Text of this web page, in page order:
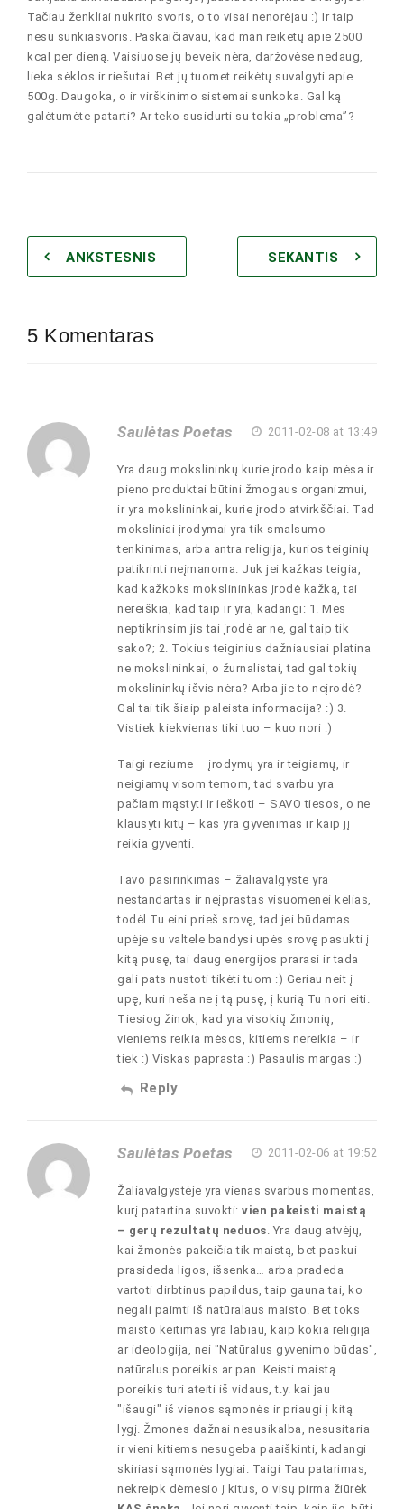
Tačiau ženkliai nukrito svoris, o to visai nenorėjau :) Ir taip
nesu sunkiasvoris. Paskaičiavau, kad man reikėtų apie 2500
kcal per dieną. Vaisiuose jų beveik nėra, daržovėse nedaug,
lieka sėklos ir riešutai. Bet jų tuomet reikėtų suvalgyti apie
500g. Daugoka, o ir virškinimo sistemai sunkoka. Gal ką
galėtumėte patarti? Ar teko susidurti su tokia „problema”?
ANKSTESNIS SEKANTIS
5 Komentaras
Saulėtas Poetas 2011-02-08 at 13:49
Yra daug mokslininkų kurie įrodo kaip mėsa ir
pieno produktai būtini žmogaus organizmui,
ir yra mokslininkai, kurie įrodo atvirkščiai. Tad
moksliniai įrodymai yra tik smalsumo
tenkinimas, arba antra religija, kurios teiginių
patikrinti neįmanoma. Juk jei kažkas teigia,
kad kažkoks mokslininkas įrodė kažką, tai
nereiškia, kad taip ir yra, kadangi: 1. Mes
neptikrinsim jis tai įrodė ar ne, gal taip tik
sako?; 2. Tokius teiginius dažniausiai platina
ne mokslininkai, o žurnalistai, tad gal tokių
mokslininkų išvis nėra? Arba jie to neįrodė?
Gal tai tik šiaip paleista informacija? :) 3.
Vistiek kiekvienas tiki tuo – kuo nori :)
Taigi reziume – įrodymų yra ir teigiamų, ir
neigiamų visom temom, tad svarbu yra
pačiam mąstyti ir ieškoti – SAVO tiesos, o ne
klausyti kitų – kas yra gyvenimas ir kaip jį
reikia gyventi.
Tavo pasirinkimas – žaliavalgystė yra
nestandartas ir neįprastas visuomenei kelias,
todėl Tu eini prieš srovę, tad jei būdamas
upėje su valtele bandysi upės srovę pasukti į
kitą pusę, tai daug energijos prarasi ir tada
gali pats nustoti tikėti tuom :) Geriau neit į
upę, kuri neša ne į tą pusę, į kurią Tu nori eiti.
Tiesiog žinok, kad yra visokių žmonių,
vieniems reikia mėsos, kitiems nereikia – ir
tiek :) Viskas paprasta :) Pasaulis margas :)
Reply
Saulėtas Poetas 2011-02-06 at 19:52
Žaliavalgystėje yra vienas svarbus momentas,
kurį patartina suvokti: vien pakeisti maistą
– gerų rezultatų neduos. Yra daug atvėjų,
kai žmonės pakeičia tik maistą, bet paskui
prasideda ligos, išsenka… arba pradeda
vartoti dirbtinus papildus, taip gauna tai, ko
negali paimti iš natūralaus maisto. Bet toks
maisto keitimas yra labiau, kaip kokia religija
ar ideologija, nei "Natūralus gyvenimo būdas",
natūralus poreikis ar pan. Keisti maistą
poreikis turi ateiti iš vidaus, t.y. kai jau
"išaugi" iš vienos sąmonės ir priaugi į kitą
lygį. Žmonės dažnai nesusikalba, nesusitaria
ir vieni kitiems nesugeba paaiškinti, kadangi
skiriasi sąmonės lygiai. Taigi Tau patarimas,
nekreipk dėmesio į kitus, o visų pirma žiūrėk